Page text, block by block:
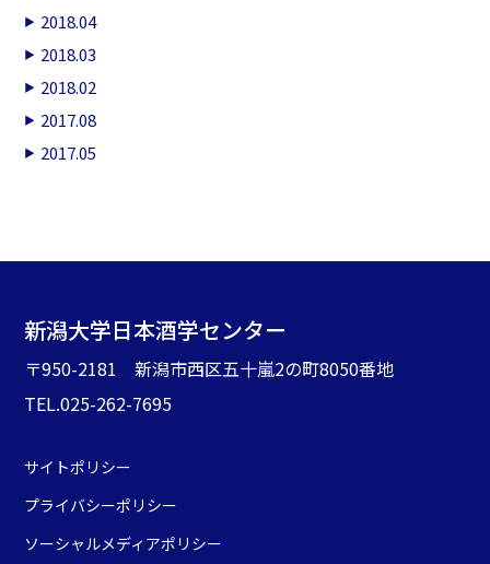
2018.04
2018.03
2018.02
2017.08
2017.05
新潟大学日本酒学センター
〒950-2181 新潟市西区五十嵐2の町8050番地
TEL.025-262-7695
サイトポリシー
プライバシーポリシー
ソーシャルメディアポリシー